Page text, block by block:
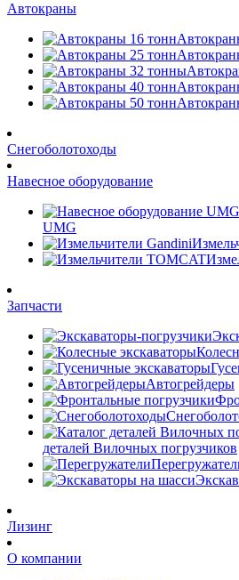
Автокраны
Снегоболотоходы
Навесное оборудование
UMG
Запчасти
Автогрейдеры
деталей Вилочных погрузчиков
Лизинг
О компании